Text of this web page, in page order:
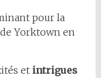
pour la
Yorktown en
etintrigues